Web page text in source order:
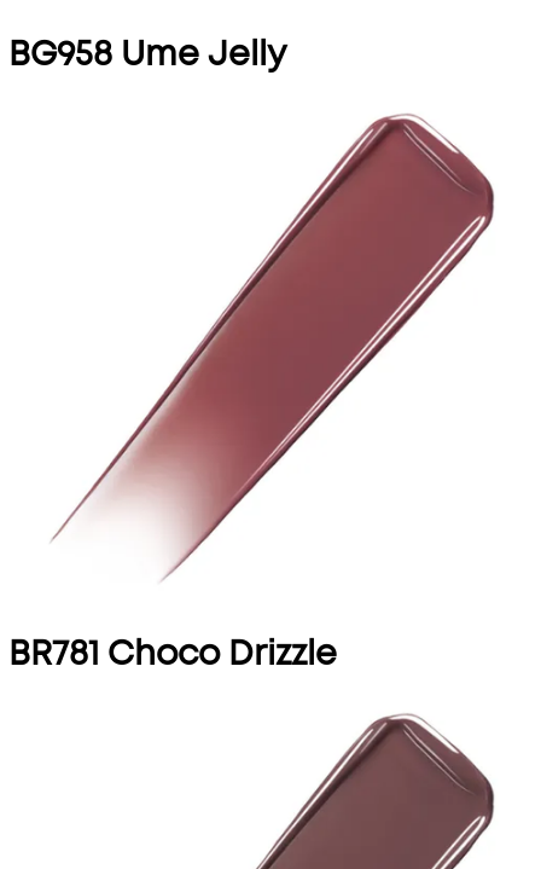
BG958 Ume Jelly
BR781 Choco Drizzle